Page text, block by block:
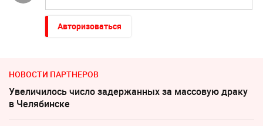
Авторизоваться
НОВОСТИ ПАРТНЕРОВ
Увеличилось число задержанных за массовую драку
в Челябинске